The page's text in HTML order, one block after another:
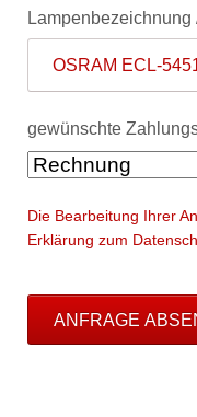
Pflichtfeld
Lampenbezeichnung
Pflichtfeld
gewünschte
Die Bearbeitung Ihrer
Erklärung zum
ANFRAGE